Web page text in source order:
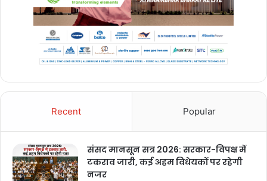
cm yogi cmo up uttar pradesh
Recent Popular
संसद मानसून सत्र 2026: सरकार-विपक्ष में
टकराव जारी, कई अहम विधेयकों पर रहेगी
नजर